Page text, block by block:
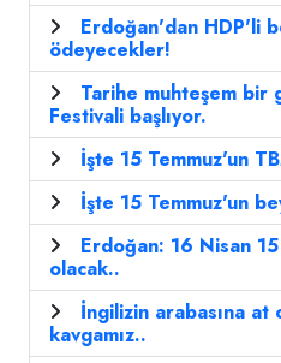
Erdoğan'dan HDP'li
ödeyecekler!
Tarihe muhteşem bir
Festivali başlıyor.
İşte 15 Temmuz'un
İşte 15 Temmuz'un
Erdoğan: 16 Nisan
olacak..
İngilizin arabasına at
kavgamız..